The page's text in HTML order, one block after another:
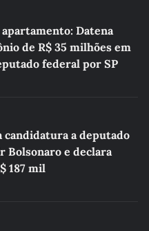
apartamento: Datena
de R$ 35 milhões em
federal por SP
a deputado
Bolsonaro e declara
187 mil